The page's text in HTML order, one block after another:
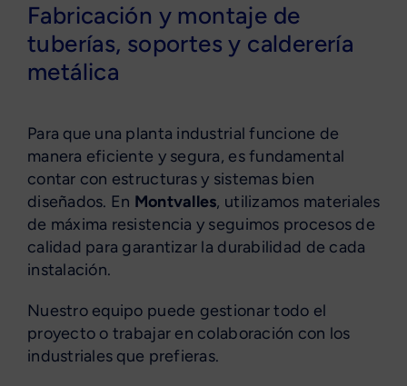
Fabricación y montaje de
tuberías, soportes y calderería
metálica
Para que una planta industrial funcione de
manera eficiente y segura, es fundamental
contar con estructuras y sistemas bien
diseñados. En Montvalles, utilizamos materiales
de máxima resistencia y seguimos procesos de
calidad para garantizar la durabilidad de cada
instalación.
Nuestro equipo puede gestionar todo el
proyecto o trabajar en colaboración con los
industriales que prefieras.